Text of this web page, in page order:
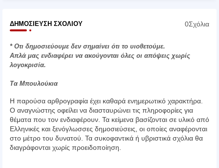
ΔΗΜΟΣΊΕΥΣΗ ΣΧΟΛΊΟΥ 0Σχόλια
* Οτι δημοσιεύουμε δεν σημαίνει ότι το υιοθετούμε.
Απλά μας ενδιαφέρει να ακούγονται όλες οι απόψεις χωρίς
λογοκρισία.
Τα Μπουλούκια
Η παρούσα αρθρογραφία έχει καθαρά ενημερωτικό χαρακτήρα.
Ο αναγνώστης οφείλει να διασταυρώνει τις πληροφορίες για
θέματα που τον ενδιαφέρουν. Τα κείμενα βασίζονται σε υλικό από
Ελληνικές και ξενόγλωσσες δημοσιεύσεις, οι οποίες αναφέρονται
στο μέτρο του δυνατού. Τα συκοφαντικά ή υβριστικά σχόλια θα
διαγράφονται χωρίς προειδοποίηση.